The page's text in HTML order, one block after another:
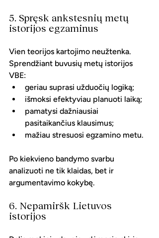
5. Spręsk ankstesnių metų
istorijos egzaminus
Vien teorijos kartojimo neužtenka.
Sprendžiant buvusių metų istorijos
VBE:
geriau suprasi užduočių logiką;
išmoksi efektyviau planuoti laiką;
pamatysi dažniausiai
pasitaikančius klausimus;
mažiau stresuosi egzamino metu.
Po kiekvieno bandymo svarbu
analizuoti ne tik klaidas, bet ir
argumentavimo kokybę.
6. Nepamiršk Lietuvos
istorijos